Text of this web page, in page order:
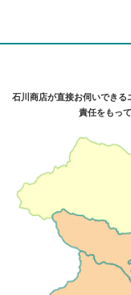
石川商店が直接お伺いできる
責任をもっ